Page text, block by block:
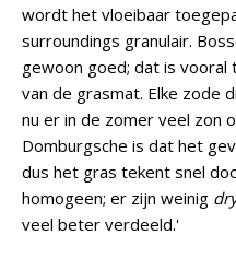
wordt het vloeibaar
surroundings granulair.
gewoon goed; dat is vooral
van de grasmat. Elke zode
nu er in de zomer veel zon
Domburgsche is dat het
dus het gras tekent snel
homogeen; er zijn weinig
veel beter verdeeld.'